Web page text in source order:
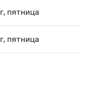
пятница
пятница